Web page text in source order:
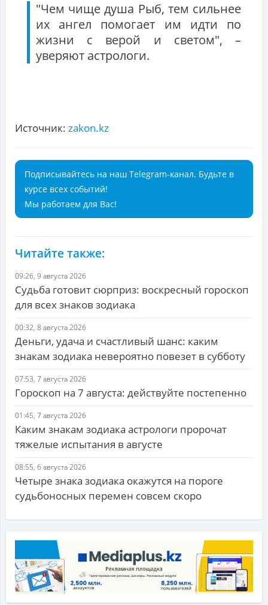
"Чем чище душа Рыб, тем сильнее
их ангел помогает им идти по
жизни с верой и светом", –
уверяют астрологи.
Источник: zakon.kz
Подписывайтесь на наш Telegram-канал. Будьте в
курсе всех событий!
Мы работаем для Вас!
Читайте также:
09:26, 9 августа 2026
Судьба готовит сюрприз: воскресный гороскоп
для всех знаков зодиака
00:32, 8 августа 2026
Деньги, удача и счастливый шанс: каким
знакам зодиака невероятно повезет в субботу
07:53, 7 августа 2026
Гороскоп на 7 августа: действуйте постепенно
01:45, 7 августа 2026
Каким знакам зодиака астрологи пророчат
тяжелые испытания в августе
08:55, 6 августа 2026
Четыре знака зодиака окажутся на пороге
судьбоносных перемен совсем скоро